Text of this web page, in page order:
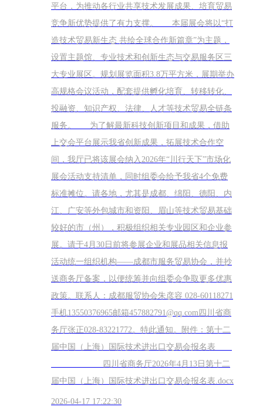
平台，为推动各行业共享技术发展成果、培育贸易
竞争新优势提供了有力支撑。 本届展会将以“打
造技术贸易新生态 共绘全球合作新篇章”为主题，
设置主题馆、专业技术和创新生态与交易服务区三
大专业展区。规划展览面积3.8万平方米，展期举办
高规格会议活动，配套提供孵化培育、转移转化、
投融资、知识产权、法律、人才等技术贸易全链条
服务。 为了解最新科技创新项目和成果，借助
上交会平台展示我省创新成果，拓展技术合作空
间，我厅已将该展会纳入2026年“川行天下”市场化
展会活动支持清单，同时组委会给予我省4个免费
标准摊位。请各地，尤其是成都、绵阳、德阳、内
江、广安等外包城市和资阳、眉山等技术贸易基础
较好的市（州），积极组织相关专业园区和企业参
展。请于4月30日前将参展企业和展品相关信息报
活动统一组织机构——成都市服务贸易协会，并抄
送商务厅备案，以便统筹并向组委会争取更多优惠
政策。联系人：成都服贸协会朱彦容 028-60118271
手机13550376965邮箱457882791@qq.com四川省商
务厅张正028-83221772。特此通知。附件：第十二
届中国（上海）国际技术进出口交易会报名表
四川省商务厅2026年4月13日第十二
届中国（上海）国际技术进出口交易会报名表.docx
2026-04-17 17:22:30